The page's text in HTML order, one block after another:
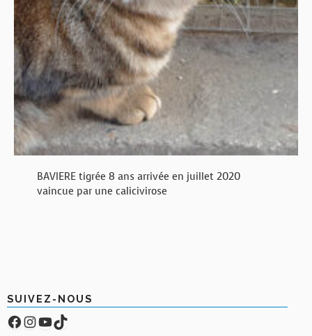
BAVIERE tigrée 8 ans arrivée en juillet 2020
vaincue par une calicivirose
SUIVEZ-NOUS
Facebook
Compte Instagram
YouTube
TikTok